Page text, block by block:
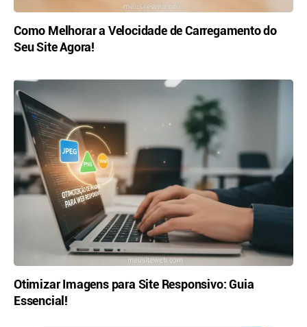
Como Melhorar a Velocidade de Carregamento do
Seu Site Agora!
Otimizar Imagens para Site Responsivo: Guia
Essencial!